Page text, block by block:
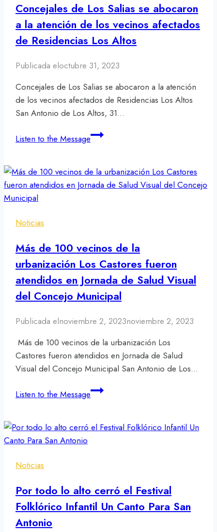
Trabajador
en
Los
Concejales de Los Salias se abocaron
a la atención de los vecinos afectados
de Residencias Los Altos
Publicada eloctubre 31, 2023
Concejales de Los Salias se abocaron a la atención
de los vecinos afectados de Residencias Los Altos
San Antonio de Los Altos, 31…
Listen to the MessageConcejales
Salias
se
de
los
vecinos
afectados
de
Residencias
Altos
Noticias
Más de 100 vecinos de la
urbanización Los Castores fueron
atendidos en Jornada de Salud Visual
del Concejo Municipal
Publicada elnoviembre 2, 2023noviembre 2, 2023
Más de 100 vecinos de la urbanización Los
Castores fueron atendidos en Jornada de Salud
Visual del Concejo Municipal San Antonio de Los…
Listen to the MessageMás
vecinos
Castores
fueron
Noticias
Por todo lo alto cerró el Festival
Folklórico Infantil Un Canto Para San
Antonio